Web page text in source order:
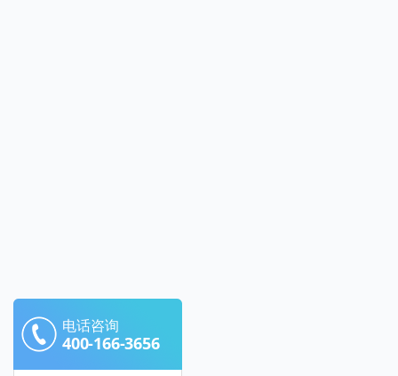
电话咨询
400-166-3656